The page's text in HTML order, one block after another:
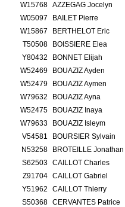
W15768 AZZEGAG Jocelyn
W05097
BAILET Pierre
W15867
BERTHELOT Eric
T50508
BOISSIERE Elea
Y80432
BONNET Elijah
W52469
BOUAZIZ Ayden
W52479
BOUAZIZ Aymen
W79632
BOUAZIZ Ayna
W52475
BOUAZIZ Inaya
W79633
BOUAZIZ Isleym
V54581
BOURSIER Sylvain
N53258
BROTEILLE Jonathan
S62503 CAILLOT Charles
Z91704 CAILLOT Gabriel
Y51962
CAILLOT Thierry
S50368 CERVANTES Patrice